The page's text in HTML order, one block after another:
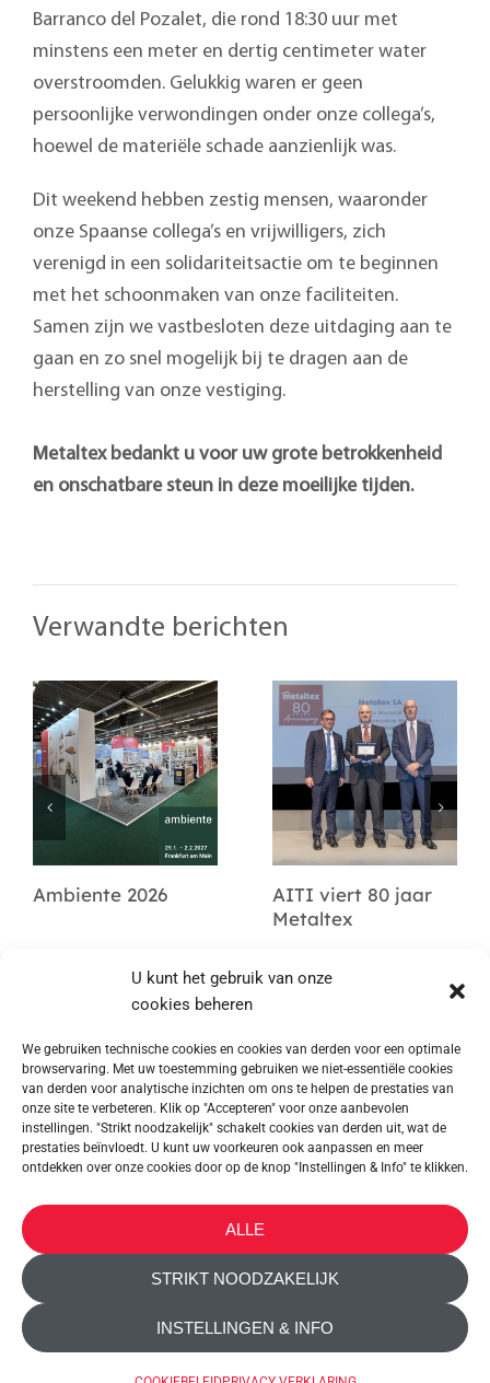
U kunt het gebruik van onze
cookies beheren
We gebruiken technische cookies en cookies van derden voor een optimale
browservaring. Met uw toestemming gebruiken we niet-essentiële cookies
van derden voor analytische inzichten om ons te helpen de prestaties van
onze site te verbeteren. Klik op "Accepteren" voor onze aanbevolen
instellingen. "Strikt noodzakelijk" schakelt cookies van derden uit, wat de
prestaties beïnvloedt. U kunt uw voorkeuren ook aanpassen en meer
ontdekken over onze cookies door op de knop "Instellingen & Info" te klikken.
ALLE
STRIKT NOODZAKELIJK
INSTELLINGEN & INFO
Barranco del Pozalet, die rond 18:30 uur met
minstens een meter en dertig centimeter water
overstroomden. Gelukkig waren er geen
persoonlijke verwondingen onder onze collega’s,
hoewel de materiële schade aanzienlijk was.
Dit weekend hebben zestig mensen, waaronder
onze Spaanse collega’s en vrijwilligers, zich
verenigd in een solidariteitsactie om te beginnen
met het schoonmaken van onze faciliteiten.
Samen zijn we vastbesloten deze uitdaging aan te
gaan en zo snel mogelijk bij te dragen aan de
herstelling van onze vestiging.
Metaltex bedankt u voor uw grote betrokkenheid
en onschatbare steun in deze moeilijke tijden.
Verwandte berichten
Ambiente 2026
AITI viert 80 jaar
Metaltex
METALTEX SA © 2023 Powered by Ticyweb
PRIVACY VERKLARING